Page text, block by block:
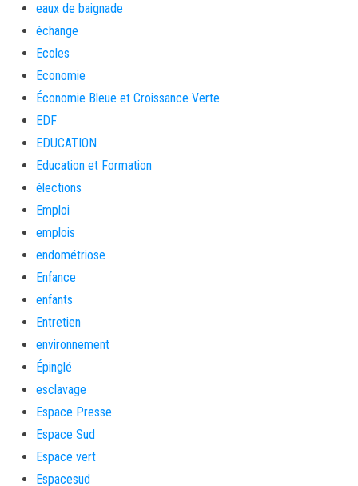
eaux de baignade
échange
Ecoles
Economie
Économie Bleue et Croissance Verte
EDF
EDUCATION
Education et Formation
élections
Emploi
emplois
endométriose
Enfance
enfants
Entretien
environnement
Épinglé
esclavage
Espace Presse
Espace Sud
Espace vert
Espacesud